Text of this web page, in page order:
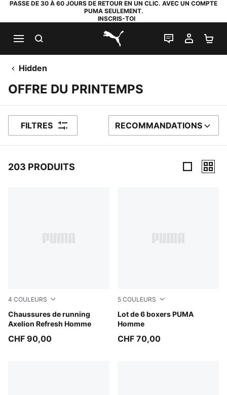
PASSE DE 30 À 60 JOURS DE RETOUR EN UN CLIC. AVEC UN COMPTE
PUMA SEULEMENT.
INSCRIS-TOI
PUMA.com
LIVE CHAT
MON
Hidden
OFFRE DU PRINTEMPS
FILTRES TRIER PAR
RECOMMANDATIONS
203 PRODUITS
4 COULEURS
Chaussures de running
Axelion Refresh Homme
PUMA Black-Cool Dark Gray-PUMA Red
CHF 90,00
5 COULEURS
Lot de 6 boxers PUMA
Homme
black
CHF 70,00